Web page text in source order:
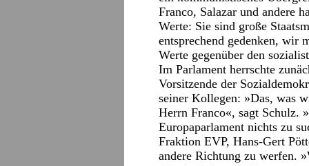
Franco, Salazar und andere
Werte: Sie sind große
entsprechend gedenken, wir
Werte gegenüber den
Im Parlament herrschte
Vorsitzende der
seiner Kollegen: »Das, was
Herrn Franco«, sagt Schulz.
Europaparlament nichts zu
Fraktion EVP, Hans-Gert
andere Richtung zu werfen.